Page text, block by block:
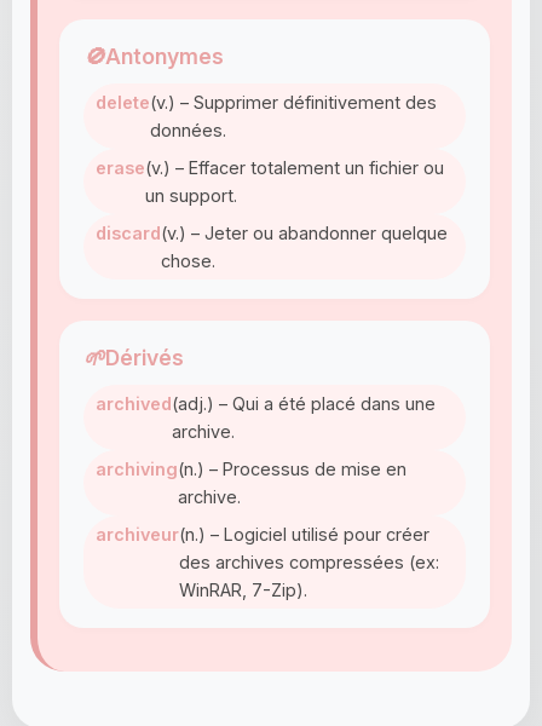
🚫Antonymes
delete(v.) – Supprimer définitivement des
données.
erase(v.) – Effacer totalement un fichier ou
un support.
discard(v.) – Jeter ou abandonner quelque
chose.
🌱Dérivés
archived(adj.) – Qui a été placé dans une
archive.
archiving(n.) – Processus de mise en
archive.
archiveur(n.) – Logiciel utilisé pour créer
des archives compressées (ex:
WinRAR, 7-Zip).